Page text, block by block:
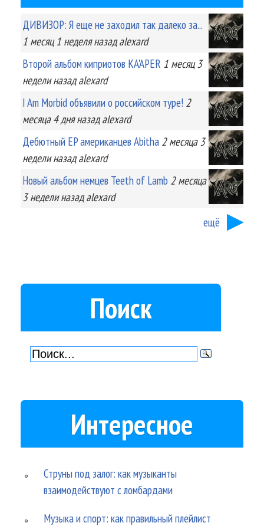
ДИВИЗОР: Я еще не заходил так далеко за...
1 месяц 1 неделяназад alexard
Второй альбом киприотов KA'APER 1 месяц 3
неделиназад alexard
I Am Morbid объявили о российском туре! 2
месяца 4 дняназад alexard
Дебютный EP американцев Abitha 2 месяца 3
неделиназад alexard
Новый альбом немцев Teeth of Lamb 2 месяца
3 неделиназад alexard
ещё
Поиск
Интересное
Струны под залог: как музыканты
взаимодействуют с ломбардами
Музыка и спорт: как правильный плейлист